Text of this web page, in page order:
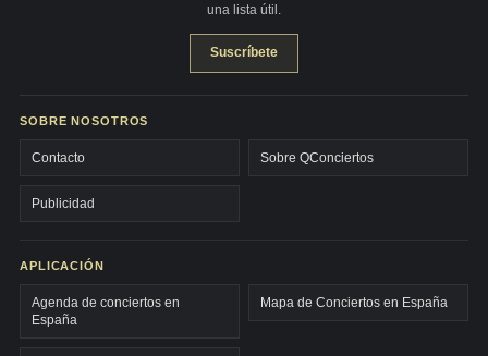
una lista útil.
Suscríbete
SOBRE NOSOTROS
Contacto Sobre QConciertos
Publicidad
APLICACIÓN
Agenda de conciertos en
España
Mapa de Conciertos en España